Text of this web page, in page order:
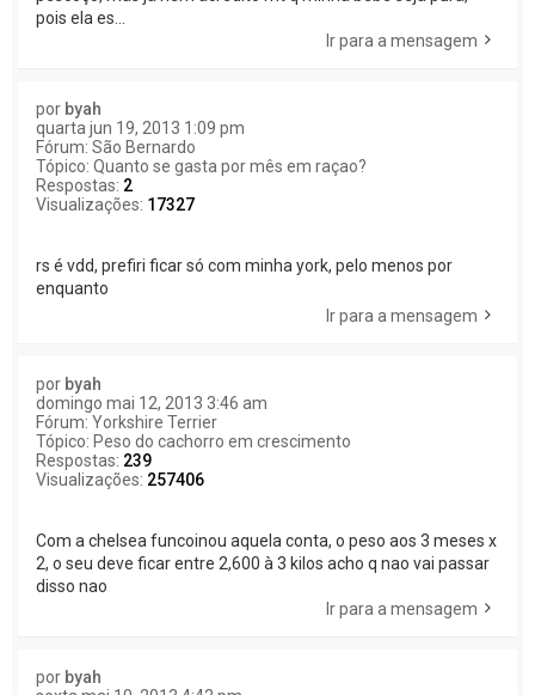
pois ela es...
Ir para a mensagem
por byah
quarta jun 19, 2013 1:09 pm
Fórum: São Bernardo
Tópico: Quanto se gasta por mês em raçao?
Respostas: 2
Visualizações: 17327
rs é vdd, prefiri ficar só com minha york, pelo menos por
enquanto
Ir para a mensagem
por byah
domingo mai 12, 2013 3:46 am
Fórum: Yorkshire Terrier
Tópico: Peso do cachorro em crescimento
Respostas: 239
Visualizações: 257406
Com a chelsea funcoinou aquela conta, o peso aos 3 meses x
2, o seu deve ficar entre 2,600 à 3 kilos acho q nao vai passar
disso nao
Ir para a mensagem
por byah